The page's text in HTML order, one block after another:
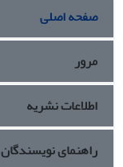
صفحه اصلی
مرور
اطلاعات نشریه
راهنمای نویسندگان